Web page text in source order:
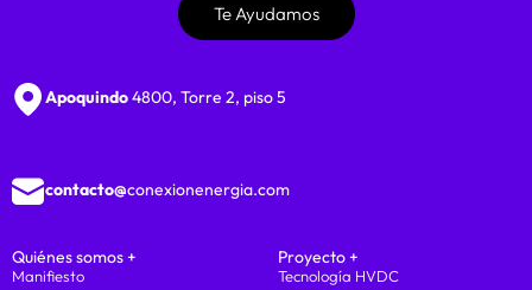
Te Ayudamos
Apoquindo4800, Torre 2, piso 5
contacto@conexionenergia.com
Quiénes somos +
Manifiesto
Proyecto +
Tecnología HVDC